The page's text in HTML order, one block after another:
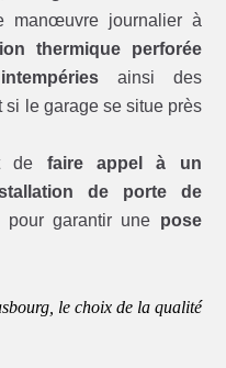
manœuvre journalier à
thermique perforée
intempériesainsi des
si le garage se situe près
de faire appel à un
de porte de
pour garantir une pose
le choix de la qualité